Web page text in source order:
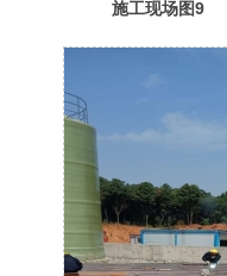
施工现场图9